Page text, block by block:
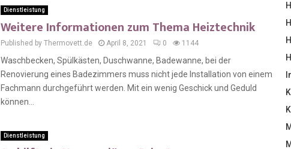
Dienstleistung
Weitere Informationen zum Thema Heiztechnik
Published by Thermovett.de April 8, 2021 0 1144
Waschbecken, Spülkästen, Duschwanne, Badewanne, bei der
Renovierung eines Badezimmers muss nicht jede Installation von einem
Fachmann durchgeführt werden. Mit ein wenig Geschick und Geduld
können...
Dienstleistung